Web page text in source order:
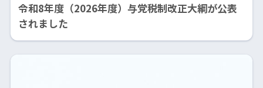
令和8年度（2026年度）与党税制改正大綱が公表
されました